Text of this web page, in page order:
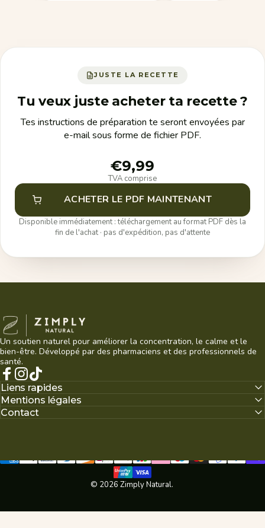
JUSTE LA RECETTE
Tu veux juste acheter ta recette ?
Tes instructions de préparation te seront envoyées par
e-mail sous forme de fichier PDF.
€9,99
TVA comprise
ACHETER LE PDF MAINTENANT
Disponible immédiatement : téléchargement au format PDF dès la
fin de l'achat · pas d'expédition, pas d'attente
Zimply Natural
Un soutien naturel pour améliorer la concentration, le calme et le
bien-être. Développé par des pharmaciens et des professionnels de
santé.
Facebook
Instagram
TikTok
Liens rapides
Mentions légales
Contact
© 2026 Zimply Natural.